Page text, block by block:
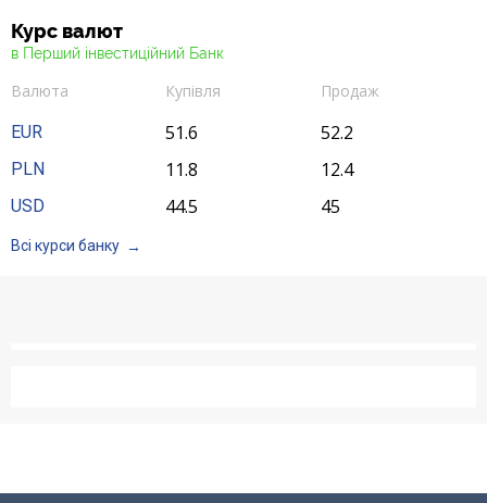
Курс валют
в Перший інвестиційний Банк
Валюта Купівля
Продаж
EUR
51.6 52.2
PLN 11.8 12.4
USD 44.5 45
Всі курси банку